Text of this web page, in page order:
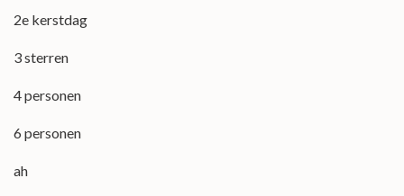
2e kerstdag
3 sterren
4 personen
6 personen
ah